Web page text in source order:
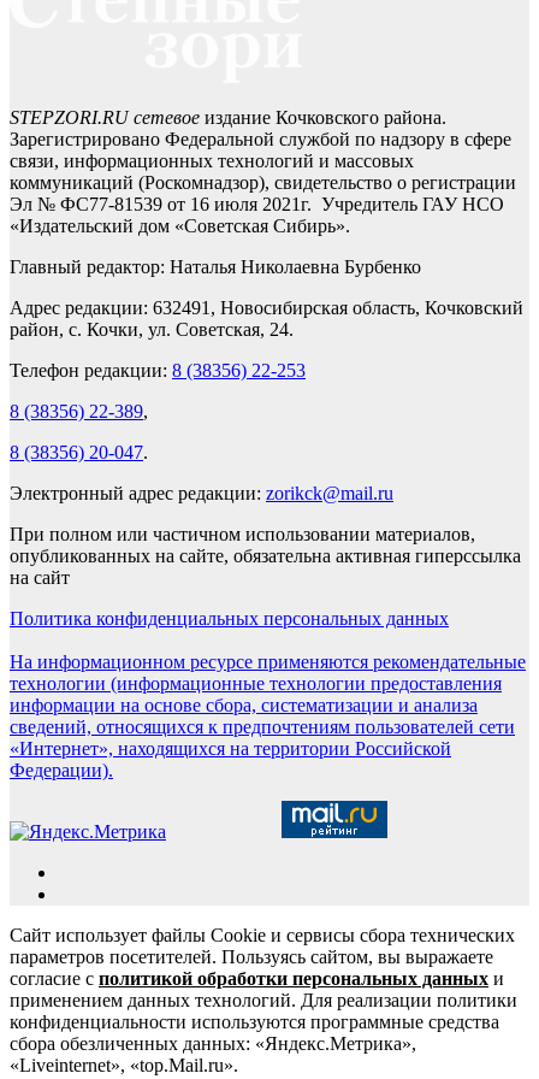
STEPZORI.RU сетевое издание Кочковского района.
Зарегистрировано Федеральной службой по надзору в сфере
связи, информационных технологий и массовых
коммуникаций (Роскомнадзор), свидетельство о регистрации
Эл № ФС77-81539 от 16 июля 2021г. Учредитель ГАУ НСО
«Издательский дом «Советская Сибирь».
Главный редактор: Наталья Николаевна Бурбенко
Адрес редакции: 632491, Новосибирская область, Кочковский
район, с. Кочки, ул. Советская, 24.
Телефон редакции: 8 (38356) 22-253
8 (38356) 22-389,
8 (38356) 20-047.
Электронный адрес редакции: zorikck@mail.ru
При полном или частичном использовании материалов,
опубликованных на сайте, обязательна активная гиперссылка
на сайт
Политика конфиденциальных персональных данных
На информационном ресурсе применяются рекомендательные
технологии (информационные технологии предоставления
информации на основе сбора, систематизации и анализа
сведений, относящихся к предпочтениям пользователей сети
«Интернет», находящихся на территории Российской
Федерации).
Сайт использует файлы Cookie и сервисы сбора технических
параметров посетителей. Пользуясь сайтом, вы выражаете
согласие с политикой обработки персональных данных и
применением данных технологий. Для реализации политики
конфиденциальности используются программные средства
сбора обезличенных данных: «Яндекс.Метрика»,
«Liveinternet», «top.Mail.ru».